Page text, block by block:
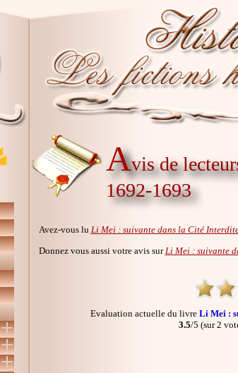
Avis de
1692-1693
Avez-vous lu Li Mei : suivante dans la Cité
Donnez vous aussi votre avis sur Li Mei : suivante
Evaluation actuelle du livre Li Mei :
3.5/5 (sur 2